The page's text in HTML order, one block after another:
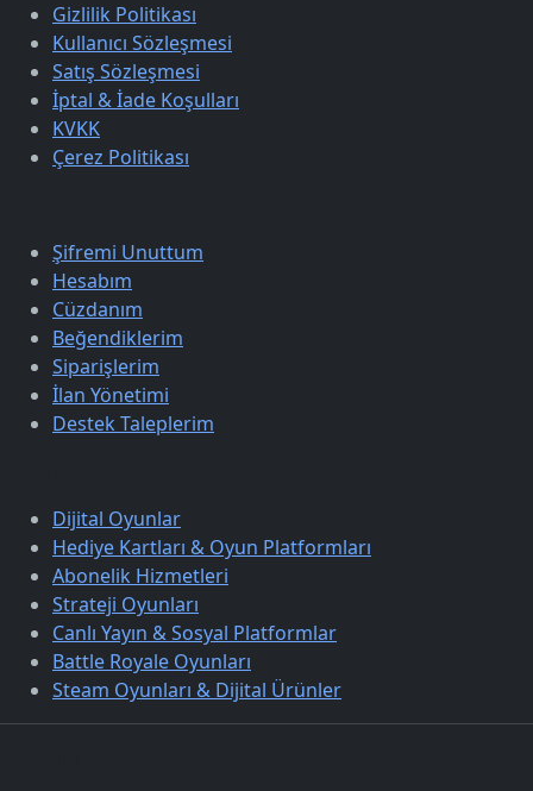
Gizlilik Politikası
Kullanıcı Sözleşmesi
Satış Sözleşmesi
İptal & İade Koşulları
KVKK
Çerez Politikası
Şifremi Unuttum
Hesabım
Cüzdanım
Beğendiklerim
Siparişlerim
İlan Yönetimi
Destek Taleplerim
Dijital Oyunlar
Hediye Kartları & Oyun Platformları
Abonelik Hizmetleri
Strateji Oyunları
Canlı Yayın & Sosyal Platformlar
Battle Royale Oyunları
Steam Oyunları & Dijital Ürünler